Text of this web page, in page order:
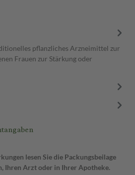
pflanzliches Arzneimittel zur
Frauen zur Stärkung oder
lesen Sie die Packungsbeilage
Ihren Arzt oder in Ihrer Apotheke.